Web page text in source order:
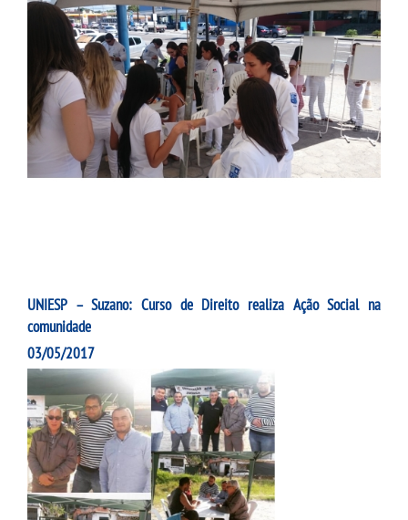
UNIESP – Suzano: Curso de Direito realiza Ação Social na
comunidade
03/05/2017